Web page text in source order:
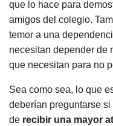
que lo hace para
amigos del colegio.
temor a una
necesitan depender de
que necesitan para no
Sea como sea, lo que
deberían preguntarse
de recibir una mayor